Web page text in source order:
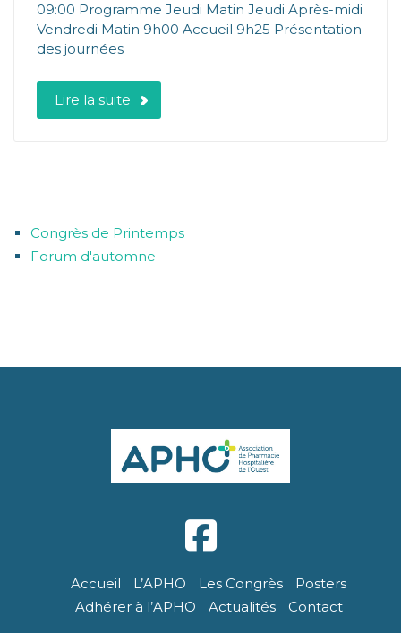
09:00 Programme Jeudi Matin Jeudi Après-midi
Vendredi Matin 9h00 Accueil 9h25 Présentation
des journées
Lire la suite
Congrès de Printemps
Forum d'automne
Accueil L’APHO Les Congrès
Posters
Adhérer à l’APHO
Actualités Contact